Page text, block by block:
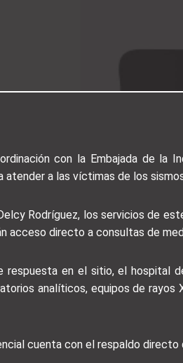
con la Embajada de la
atender a las víctimas de los
Rodríguez, los servicios de
acceso directo a consultas de
respuesta en el sitio, el hospital
analíticos, equipos de
cuenta con el respaldo directo